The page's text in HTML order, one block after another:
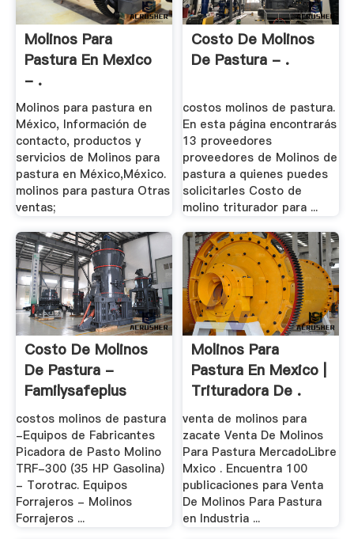
Molinos Para
Pastura En Mexico
- .
Molinos para pastura en
México, Información de
contacto, productos y
servicios de Molinos para
pastura en México,México.
molinos para pastura Otras
ventas;
Costo De Molinos
De Pastura - .
costos molinos de pastura.
En esta página encontrarás
13 proveedores
proveedores de Molinos de
pastura a quienes puedes
solicitarles Costo de
molino triturador para ...
Costo De Molinos
De Pastura -
Familysafeplus
costos molinos de pastura
-Equipos de Fabricantes
Picadora de Pasto Molino
TRF-300 (35 HP Gasolina)
- Torotrac. Equipos
Forrajeros - Molinos
Forrajeros ...
Molinos Para
Pastura En Mexico |
Trituradora De .
venta de molinos para
zacate Venta De Molinos
Para Pastura MercadoLibre
Mxico . Encuentra 100
publicaciones para Venta
De Molinos Para Pastura
en Industria ...